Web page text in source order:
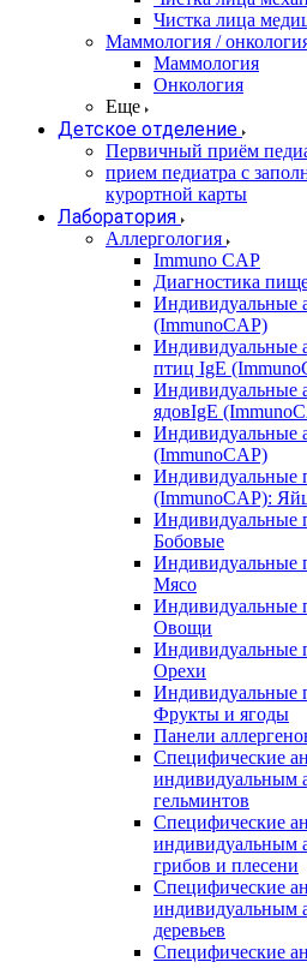
Чистка лица
Маммология /
Маммология
Онкология
Еще
Детское отделение
Первичный приём
прием педиатра с
курортной карты
Лаборатория
Аллергология
Immuno CAP
Диагностика
Индивидуальные
(ImmunoCAP)
Индивидуальные
птиц IgE
Индивидуальные
ядовIgE
Индивидуальные
(ImmunoCAP)
Индивидуальные
(ImmunoCAP):
Индивидуальные
Бобовые
Индивидуальные
Мясо
Индивидуальные
Овощи
Индивидуальные
Орехи
Индивидуальные
Фрукты и ягоды
Панели
Специфические
индивидуальным
гельминтов
Специфические
индивидуальным
грибов и плесени
Специфические
индивидуальным
деревьев
Специфические